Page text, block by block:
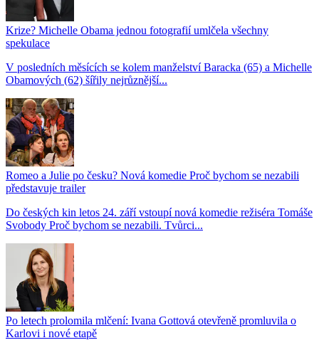
Krize? Michelle Obama jednou fotografií umlčela všechny
spekulace
V posledních měsících se kolem manželství Baracka (65) a Michelle
Obamových (62) šířily nejrůznější...
Romeo a Julie po česku? Nová komedie Proč bychom se nezabili
představuje trailer
Do českých kin letos 24. září vstoupí nová komedie režiséra Tomáše
Svobody Proč bychom se nezabili. Tvůrci...
Po letech prolomila mlčení: Ivana Gottová otevřeně promluvila o
Karlovi i nové etapě